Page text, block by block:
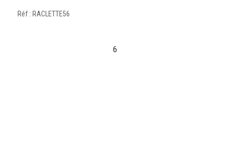
Réf : RACLETTE56
6